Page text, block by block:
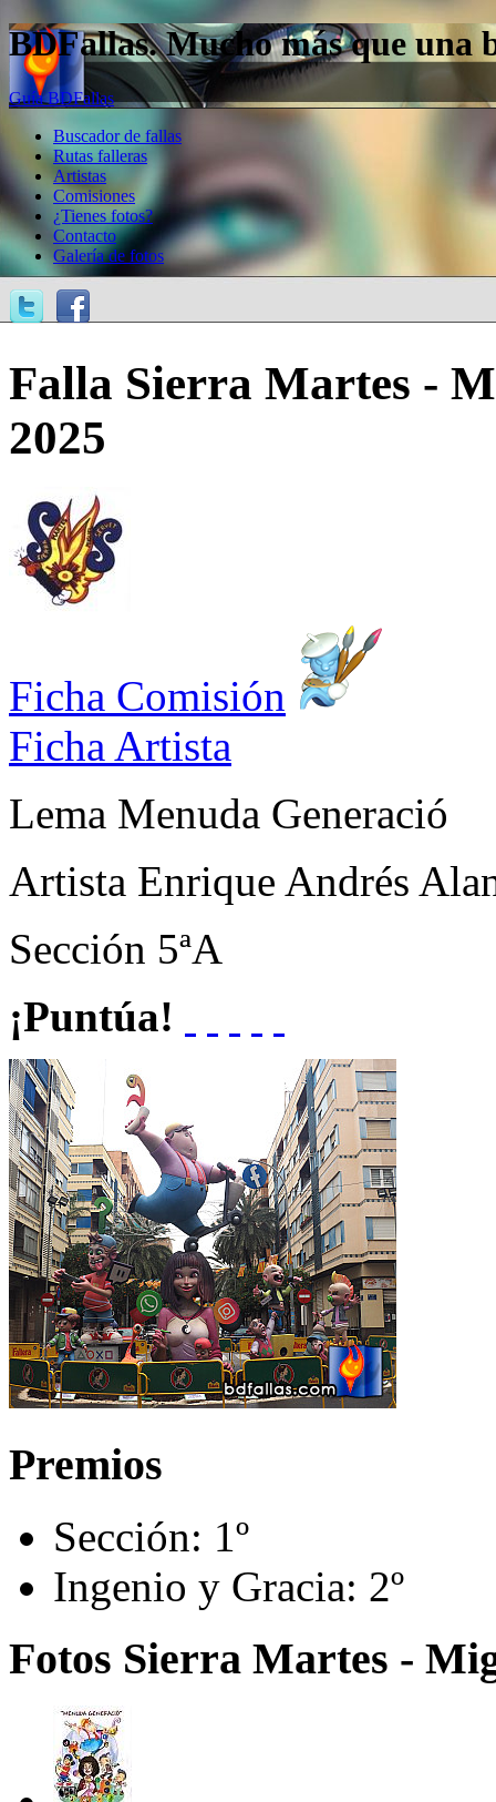
BDFallas. Mucho más que una
Guía BDFallas
Buscador de fallas
Rutas falleras
Artistas
Comisiones
¿Tienes fotos?
Contacto
Galería de fotos
Falla Sierra Martes -
2025
Ficha Comisión
Ficha Artista
Lema Menuda Generació
Artista Enrique Andrés
Sección 5ªA
¡Puntúa!
Premios
Sección: 1º
Ingenio y Gracia: 2º
Fotos Sierra Martes -